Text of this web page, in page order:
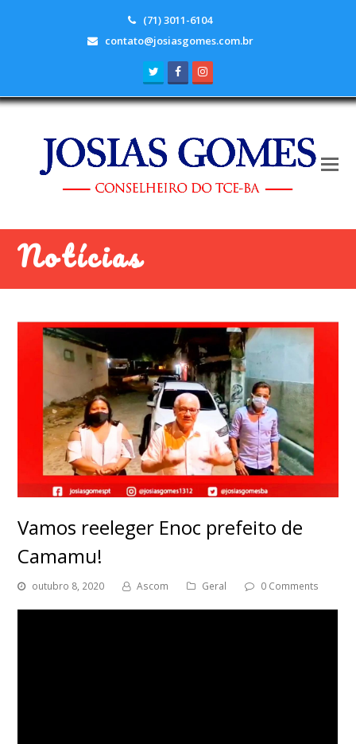
(71) 3011-6104
contato@josiasgomes.com.br
TwitterFacebook
Notícias
Vamos reeleger Enoc prefeito de
Camamu!
outubro 8, 2020 Ascom Geral 0 Comments